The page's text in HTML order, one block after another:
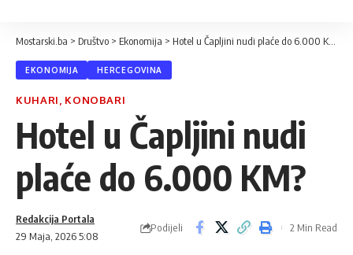
Mostarski.ba > Društvo > Ekonomija > Hotel u Čapljini nudi plaće do 6.000 KM?
EKONOMIJA HERCEGOVINA
KUHARI, KONOBARI
Hotel u Čapljini nudi
plaće do 6.000 KM?
29 Maja, 2026 5:08
Redakcija Portala
Podijeli 2 Min Read